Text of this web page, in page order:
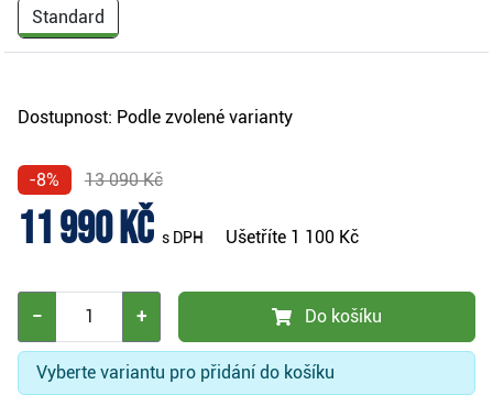
Standard
Dostupnost: Podle zvolené varianty
-8% 13 090 Kč
11 990 Kč s DPH Ušetříte 1 100 Kč
− + Do košíku
Vyberte variantu pro přidání do košíku